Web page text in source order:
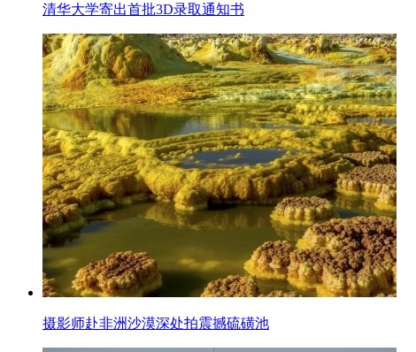
清华大学寄出首批3D录取通知书
摄影师赴非洲沙漠深处拍震撼硫磺池